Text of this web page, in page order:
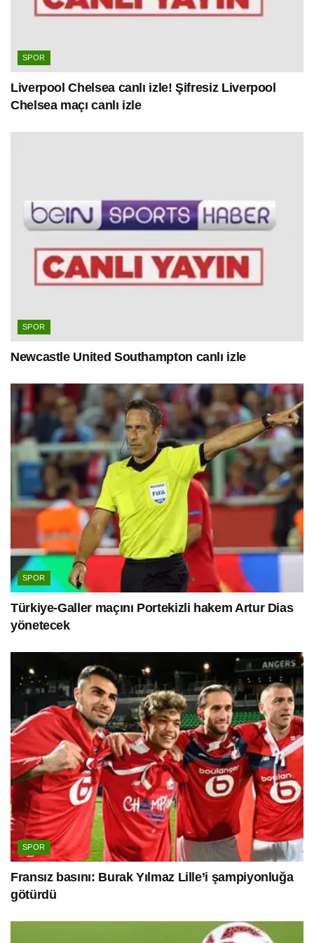
SPOR
Liverpool Chelsea canlı izle! Şifresiz Liverpool
Chelsea maçı canlı izle
SPOR
Newcastle United Southampton canlı izle
SPOR
Türkiye-Galler maçını Portekizli hakem Artur Dias
yönetecek
SPOR
Fransız basını: Burak Yılmaz Lille’i şampiyonluğa
götürdü